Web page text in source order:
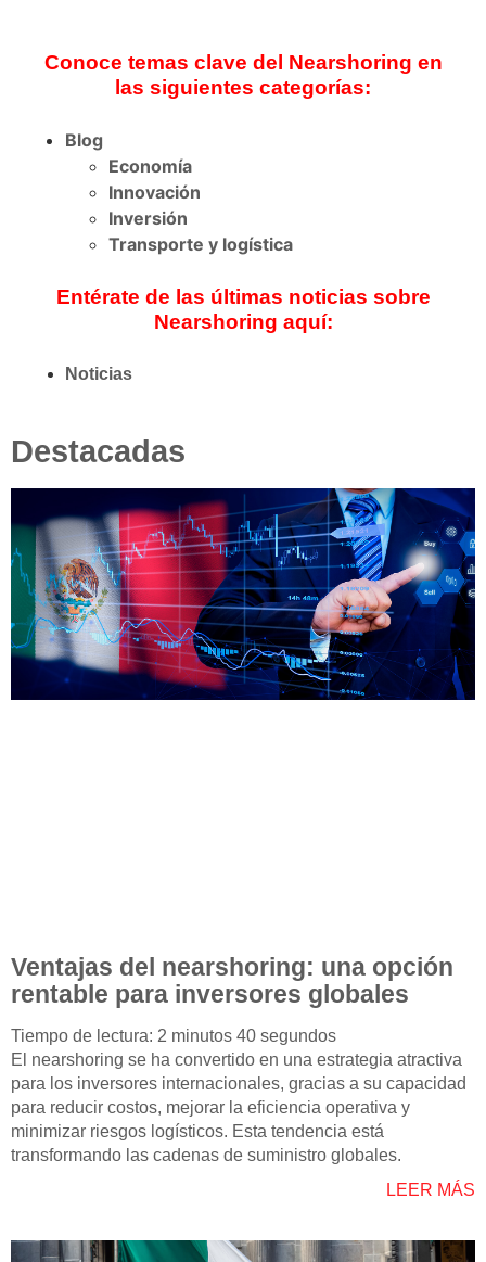
Conoce temas clave del Nearshoring en
las siguientes categorías:
Blog
Economía
Innovación
Inversión
Transporte y logística
Entérate de las últimas noticias sobre
Nearshoring aquí:
Noticias
Destacadas
Ventajas del nearshoring: una opción
rentable para inversores globales
Tiempo de lectura: 2 minutos 40 segundos
El nearshoring se ha convertido en una estrategia atractiva
para los inversores internacionales, gracias a su capacidad
para reducir costos, mejorar la eficiencia operativa y
minimizar riesgos logísticos. Esta tendencia está
transformando las cadenas de suministro globales.
LEER MÁS